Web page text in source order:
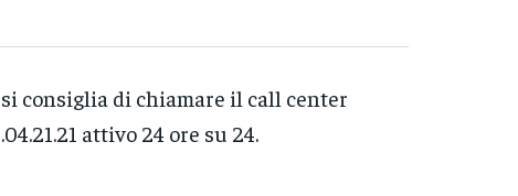
consiglia di chiamare il call center
attivo 24 ore su 24.